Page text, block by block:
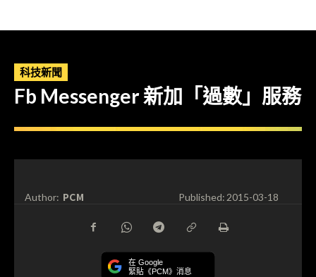
科技新聞
Fb Messenger 新加「過數」服務
Author: PCM Published:2015-03-18
在 Google
緊貼《PCM》消息